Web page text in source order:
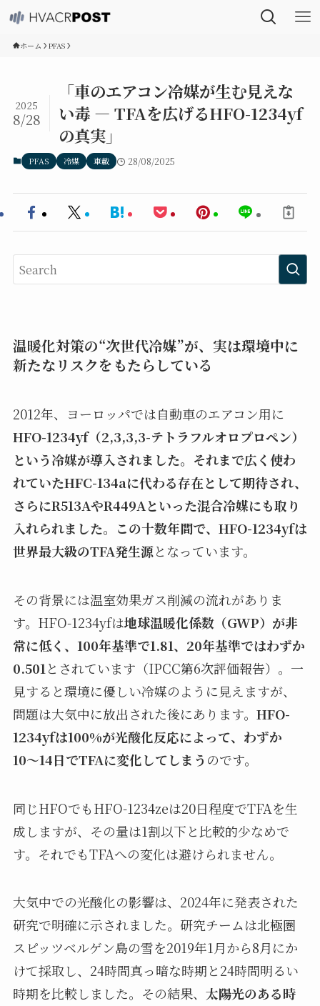
ホーム PFAS
「車のエアコン冷媒が生む見えな
い毒 ― TFAを広げるHFO-1234yf
の真実」
2025
8/28
PFAS 冷媒 車載 28/08/2025
温暖化対策の“次世代冷媒”が、実は環境中に
新たなリスクをもたらしている
2012年、ヨーロッパでは自動車のエアコン用に
HFO-1234yf（2,3,3,3-テトラフルオロプロペン）
という冷媒が導入されました。それまで広く使わ
れていたHFC-134aに代わる存在として期待され、
さらにR513AやR449Aといった混合冷媒にも取り
入れられました。この十数年間で、HFO-1234yfは
世界最大級のTFA発生源となっています。
その背景には温室効果ガス削減の流れがありま
す。HFO-1234yfは地球温暖化係数（GWP）が非
常に低く、100年基準で1.81、20年基準ではわずか
0.501 とされています（IPCC第6次評価報告）。一
見すると環境に優しい冷媒のように見えますが、
問題は大気中に放出された後にあります。 HFO-
1234yfは100%が光酸化反応によって、わずか
10〜14日でTFAに変化してしまう のです。
同じHFOでもHFO-1234zeは20日程度でTFAを生
成しますが、その量は1割以下と比較的少なめで
す。それでもTFAへの変化は避けられません。
大気中での光酸化の影響は、2024年に発表された
研究で明確に示されました。研究チームは北極圏
スピッツベルゲン島の雪を2019年1月から8月にか
けて採取し、24時間真っ暗な時期と24時間明るい
時期を比較しました。その結果、 太陽光のある時